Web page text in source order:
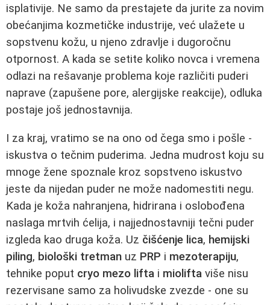
isplativije. Ne samo da prestajete da jurite za novim
obećanjima kozmetičke industrije, već ulažete u
sopstvenu kožu, u njeno zdravlje i dugoročnu
otpornost. A kada se setite koliko novca i vremena
odlazi na rešavanje problema koje različiti puderi
naprave (zapušene pore, alergijske reakcije), odluka
postaje još jednostavnija.
I za kraj, vratimo se na ono od čega smo i pošle -
iskustva o tečnim puderima. Jedna mudrost koju su
mnoge žene spoznale kroz sopstveno iskustvo
jeste da nijedan puder ne može nadomestiti negu.
Kada je koža nahranjena, hidrirana i oslobođena
naslaga mrtvih ćelija, i najjednostavniji tečni puder
izgleda kao druga koža. Uz čišćenje lica, hemijski
piling, biološki tretman uz PRP i mezoterapiju,
tehnike poput cryo mezo lifta i miolifta više nisu
rezervisane samo za holivudske zvezde - one su